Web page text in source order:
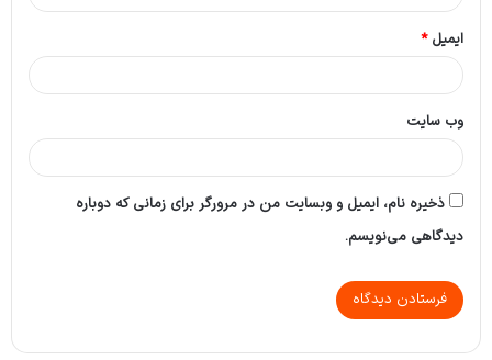
ایمیل*
وب‌ سایت
ذخیره نام، ایمیل و وبسایت من در مرورگر برای زمانی که دوباره
دیدگاهی می‌نویسم.